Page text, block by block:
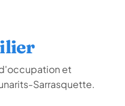
et
Sarrasquette.